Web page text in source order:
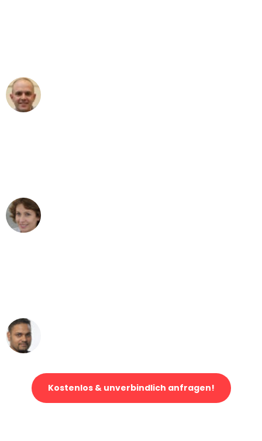
Kostenlos & unverbindlich anfragen!